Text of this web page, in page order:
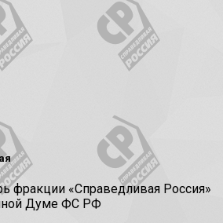
фракции «Справедливая Россия»
Думе ФС РФ